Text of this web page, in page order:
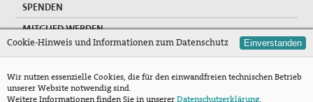
SPENDEN
MITGLIED WERDEN
NEWSLETTER
Mitgliederzugang
Cookie-Hinweis und Informationen zum Datenschutz Einverstanden
Wir nutzen essenzielle Cookies, die für den einwandfreien technischen Betrieb
unserer Website notwendig sind.
Weitere Informationen finden Sie in unsererDatenschutzerklärung.